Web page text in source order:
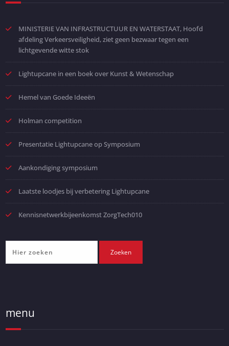
MINISTERIE VAN INFRASTRUCTUUR EN WATERSTAAT, Hoofd
afdeling Verkeersveiligheid, ziet geen bezwaar tegen een
lichtgevende witte stok
Lightupcane in een boek over Kunst & Wetenschap
Hemel van Goede Ideeën
Holman competition
Presentatie Lightupcane op Symposium
Aankondiging symposium
Laatste loodjes bij verbetering Lightupcane
Kennisnetwerkbijeenkomst ZorgTech010
menu